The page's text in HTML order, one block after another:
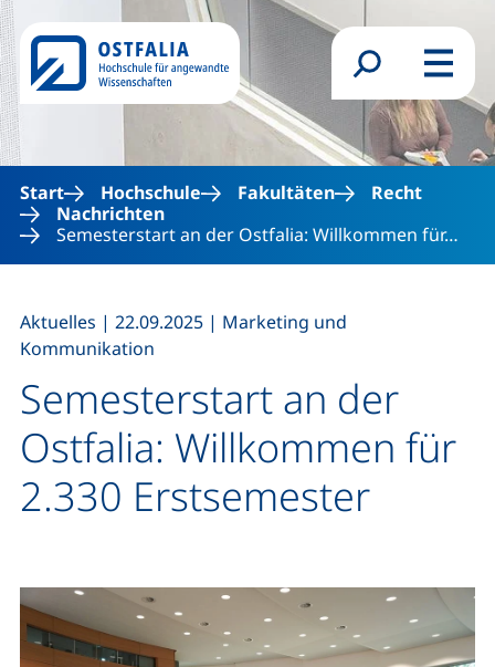
Direkt zum Inhalt
Suchformular
Menü
Start Hochschule Fakultäten
Recht
Nachrichten
Semesterstart an der Ostfalia: Willkommen für…
Semesterstart an der
Ostfalia: Willkommen für
2.330 Erstsemester
Aktuelles | 22.09.2025 | Marketing und
Kommunikation